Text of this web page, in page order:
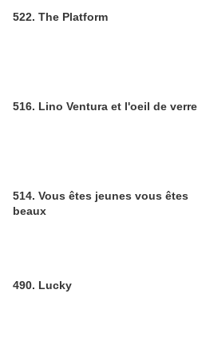
522. The Platform
516. Lino Ventura et l'oeil de verre
514. Vous êtes jeunes vous êtes
beaux
490. Lucky